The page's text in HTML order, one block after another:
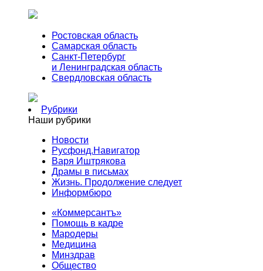
Ростовская область
Самарская область
Санкт-Петербург
и Ленинградская область
Свердловская область
Рубрики
Наши рубрики
Новости
Русфонд.Навигатор
Варя Иштрякова
Драмы в письмах
Жизнь. Продолжение следует
Информбюро
«Коммерсантъ»
Помощь в кадре
Мародеры
Медицина
Минздрав
Общество